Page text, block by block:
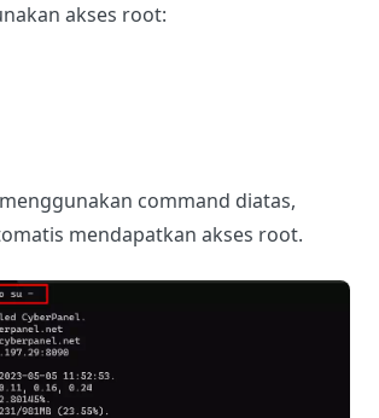
akses root:
command diatas,
mendapatkan akses root.